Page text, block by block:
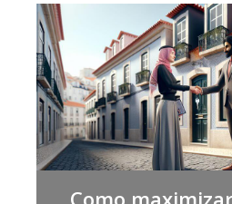
Bens
Imóveis